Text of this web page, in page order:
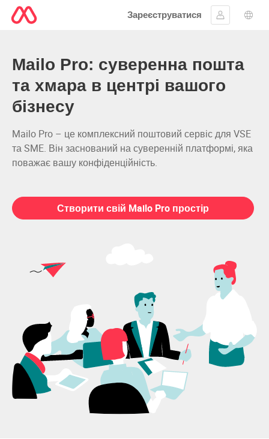
Зареєструватися
Увійти
Mailo Pro: суверенна пошта
та хмара в центрі вашого
бізнесу
Mailo Pro – це комплексний поштовий сервіс для VSE
та SME. Він заснований на суверенній платформі, яка
поважає вашу конфіденційність.
Створити свій Mailo Pro простір